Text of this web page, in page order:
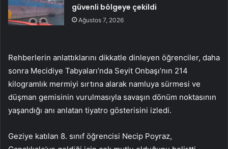
güvenli bölgeye çekildi
Ağustos 7, 2026
Rehberlerin anlattıklarını dikkatle dinleyen öğrenciler, daha
sonra Mecidiye Tabyaları’nda Seyit Onbaşı’nın 214
kilogramlık mermiyi sırtına alarak namluya sürmesi ve
düşman gemisinin vurulmasıyla savaşın dönüm noktasının
yaşandığı anı anlatan tiyatro gösterisini izledi.
Geziye katılan 8. sınıf öğrencisi Necip Poyraz,